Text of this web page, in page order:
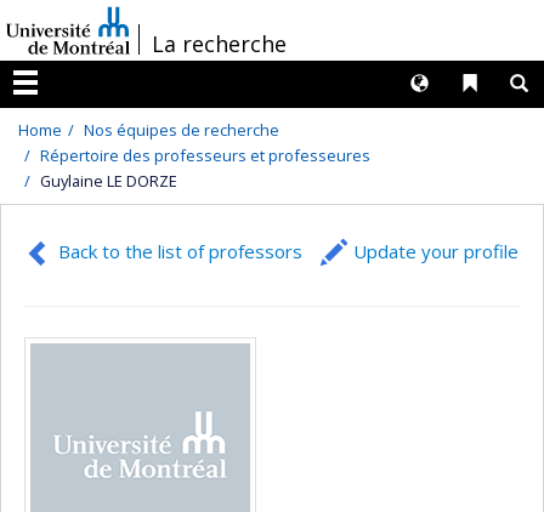
au
contenu
/La recherche
Menu
Liens
Langues
Home
Nos équipes de recherche
Répertoire des professeurs et professeures
Guylaine LE DORZE
Back to the list of professors Update your profile